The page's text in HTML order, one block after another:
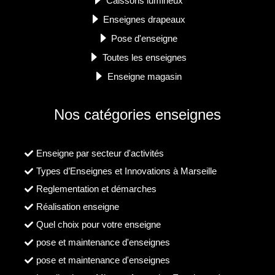
Enseignes drapeaux
Pose d'enseigne
Toutes les enseignes
Enseigne magasin
Nos catégories enseignes
Enseigne par secteur d'activités
Types d’Enseignes et Innovations à Marseille
Reglementation et démarches
Réalisation enseigne
Quel choix pour votre enseigne
pose et maintenance d'enseignes
pose et maintenance d'enseignes